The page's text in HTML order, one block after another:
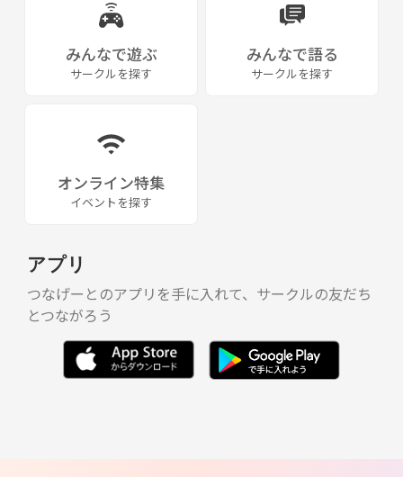
みんなで遊ぶ
サークルを探す
みんなで語る
サークルを探す
オンライン特集
イベントを探す
アプリ
つなげーとのアプリを手に入れて、サークルの友だち
とつながろう